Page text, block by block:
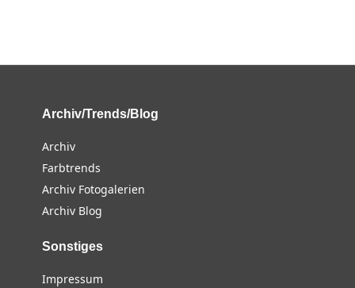
Archiv/Trends/Blog
Archiv
Farbtrends
Archiv Fotogalerien
Archiv Blog
Sonstiges
Impressum